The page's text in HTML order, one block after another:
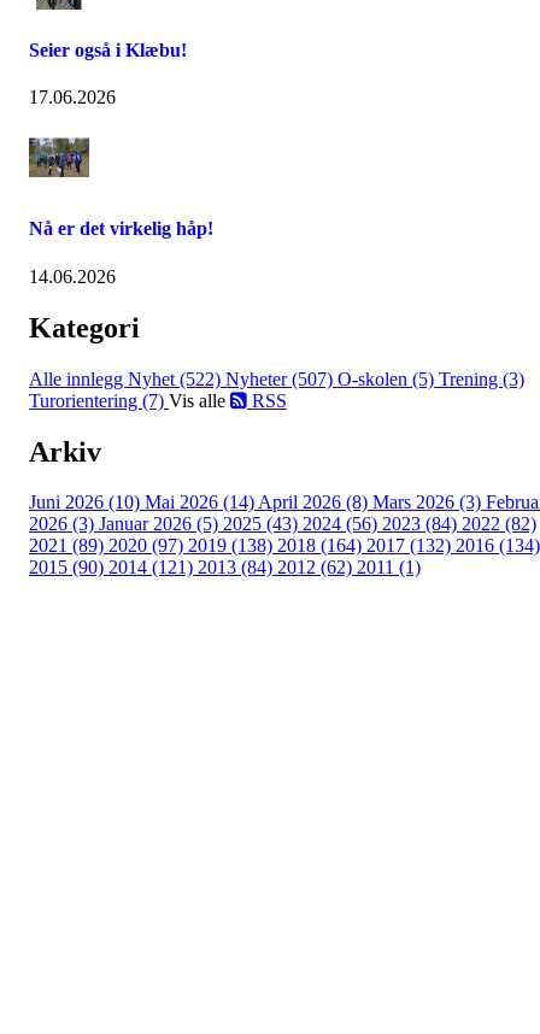
Seier også i Klæbu!
17.06.2026
Nå er det virkelig håp!
14.06.2026
Kategori
Alle innlegg Nyhet (522) Nyheter (507) O-skolen (5) Trening (3)
Turorientering (7) Vis alle RSS
Arkiv
Juni 2026 (10) Mai 2026 (14)April 2026 (8) Mars 2026 (3)
2026 (3) Januar 2026 (5) 2025 (43) 2024 (56) 2023 (84) 2022 (82)
2021 (89) 2020 (97) 2019 (138) 2018 (164) 2017 (132) 2016 (134)
2015 (90) 2014 (121) 2013 (84) 2012 (62) 2011 (1)